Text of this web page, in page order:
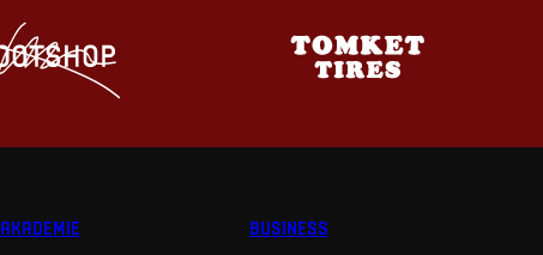
AKADEMIE BUSINESS